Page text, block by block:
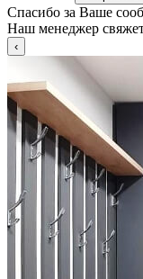
Спасибо за Ваше
Наш менеджер